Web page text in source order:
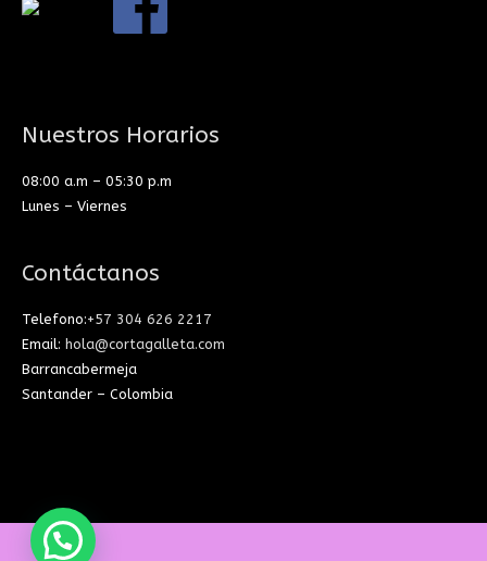
Nuestros Horarios
08:00 a.m – 05:30 p.m
Lunes – Viernes
Contáctanos
Telefono:+57 304 626 2217
Email: hola@cortagalleta.com
Barrancabermeja
Santander – Colombia